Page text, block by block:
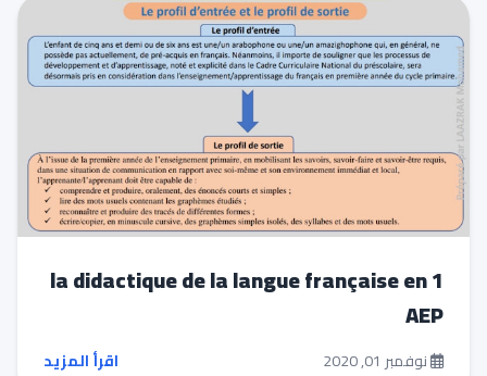
la didactique de la langue française en 1
AEP
نوفمبر 01, 2020 اقرأ المزيد